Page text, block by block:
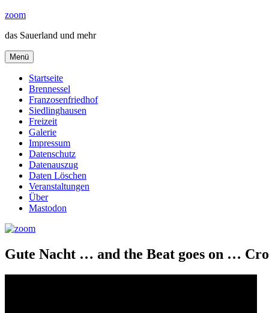
Zum
springen
zoom
das Sauerland und mehr
Menü
Startseite
Brennessel
Franzosenfriedhof
Siedlinghausen
Freizeit
Galerie
Impressum
Datenschutz
Datenauszug
Daten Löschen
Veranstaltungen
Über
Mastodon
Gute Nacht … and the Beat goes on …